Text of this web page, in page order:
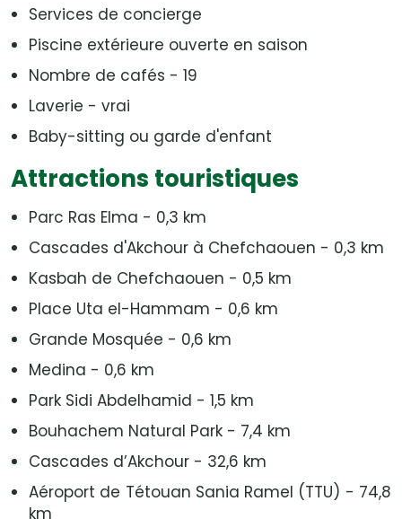
Services de concierge
Piscine extérieure ouverte en saison
Nombre de cafés - 19
Laverie - vrai
Baby-sitting ou garde d'enfant
Attractions touristiques
Parc Ras Elma - 0,3 km
Cascades d'Akchour à Chefchaouen - 0,3 km
Kasbah de Chefchaouen - 0,5 km
Place Uta el-Hammam - 0,6 km
Grande Mosquée - 0,6 km
Medina - 0,6 km
Park Sidi Abdelhamid - 1,5 km
Bouhachem Natural Park - 7,4 km
Cascades d’Akchour - 32,6 km
Aéroport de Tétouan Sania Ramel (TTU) - 74,8
km